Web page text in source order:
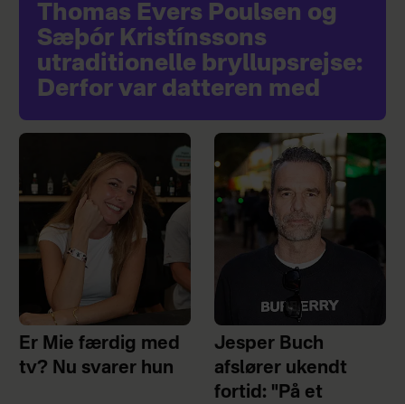
Thomas Evers Poulsen og
Sæþór Kristínssons
utraditionelle bryllupsrejse:
Derfor var datteren med
Er Mie færdig med
tv? Nu svarer hun
Jesper Buch
afslører ukendt
fortid: "På et